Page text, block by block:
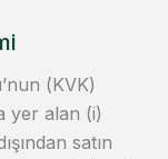
(KVK)
yer alan (i)
satın